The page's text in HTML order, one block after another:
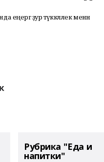
ҙур тәүәккәллек менән
Рубрика "Еда и
напитки"